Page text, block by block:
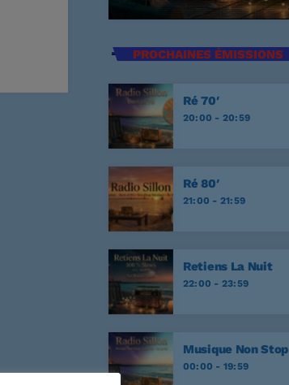
Are You Lonesome Tonight?
ROCCO GRANATA
PROCHAINES ÉMISSIONS
Ré 70′
20:00 - 20:59
Ré 80′
21:00 - 21:59
Retiens La Nuit
22:00 - 23:59
Musique Non Stop
00:00 - 19:59